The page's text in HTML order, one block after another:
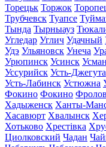
Торецьк Торжок
Трубчевск Туапсе
Тында Тырныауз
Угледар Углич Удачный
Удэ Ульяновск Унеча
Урюпинск Усинск
Уссурийск Усть-Джегута
Усть-Лабинск Устюжна
Фокино Фокино
Хадыженск Ханты-
Хасавюрт Хвалынск
Хотьково Хрестівка
Циолковский Чадан